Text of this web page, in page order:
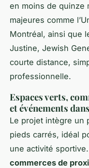
en moins de quinze
majeures comme
Montréal, ainsi que
Justine, Jewish
courte distance,
professionnelle.
Espaces verts,
et événements
Le projet intègre un
pieds carrés, idéal
une activité
commerces de